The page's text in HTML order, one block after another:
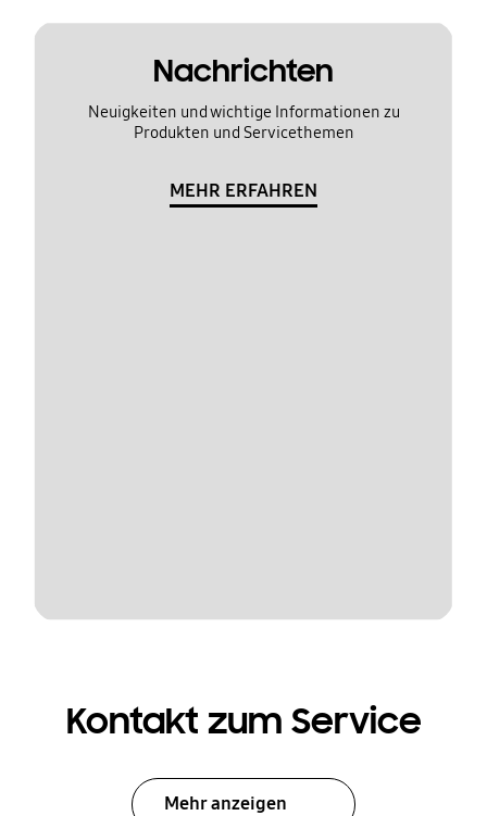
Nachrichten
Neuigkeiten und wichtige Informationen zu
Produkten und Servicethemen
MEHR ERFAHREN
Kontakt zum Service
Mehr anzeigen